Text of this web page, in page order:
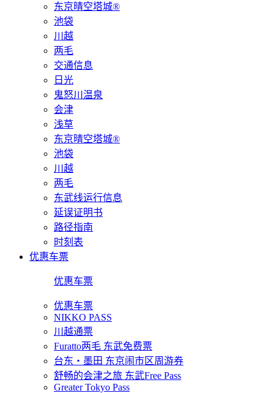
东京晴空塔城®
池袋
川越
两毛
交通信息
日光
鬼怒川温泉
会津
浅草
东京晴空塔城®
池袋
川越
两毛
东武线运行信息
延误证明书
路径指南
时刻表
优惠车票
优惠车票
优惠车票
NIKKO PASS
川越通票
Furatto两毛 东武免费票
台东・墨田 东京闹市区周游券
舒畅的会津之旅 东武Free Pass
Greater Tokyo Pass